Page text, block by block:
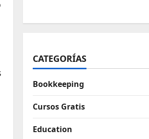
CATEGORÍAS
Bookkeeping
Cursos Gratis
Education